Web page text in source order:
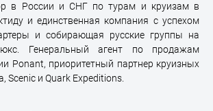
в России и СНГ по турам и круизам в
и единственная компания с успехом
и собирающая русские группы на
Генеральный агент по продажам
Ponant, приоритетный партнер круизных
Scenic и Quark Expeditions.